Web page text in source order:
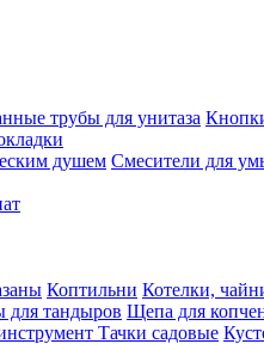
трубы для унитаза
душем Смесители для
Коптильни Котелки,
для тандыров Щепа для
Тачки садовые